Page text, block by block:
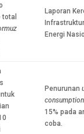
total
Laporan
Energi
Penurunan
consumption
15% pada
coba.